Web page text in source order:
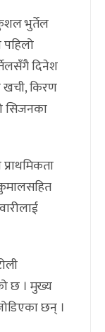
भुर्तेल
दिनेश
किरण
सिजनका
छ । मुख्य
छन् ।